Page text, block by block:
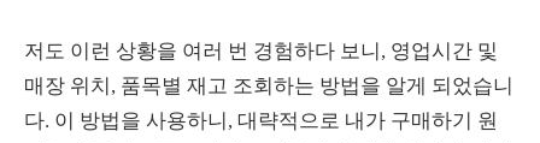
저도 이런 상황을 여러 번 경험하다 보니, 영업시간 및
매장 위치, 품목별 재고 조회하는 방법을 알게 되었습니
다. 이 방법을 사용하니, 대략적으로 내가 구매하기 원